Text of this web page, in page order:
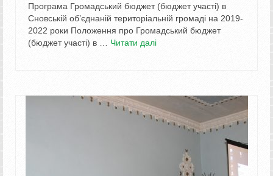
Програма Громадський бюджет (бюджет участі) в
Сновській об’єднаній територіальній громаді на 2019-
2022 роки Положення про Громадський бюджет
(бюджет участі) в … Читати далі